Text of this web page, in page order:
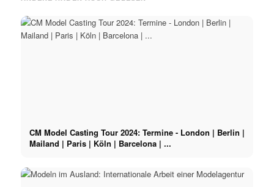
CM Model Casting Tour 2024: Termine - London | Berlin |
Mailand | Paris | Köln | Barcelona | ...